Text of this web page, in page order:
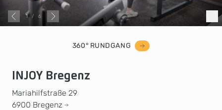
1 / 6
360° RUNDGANG
INJOY Bregenz
Mariahilfstraße 29
6900 Bregenz